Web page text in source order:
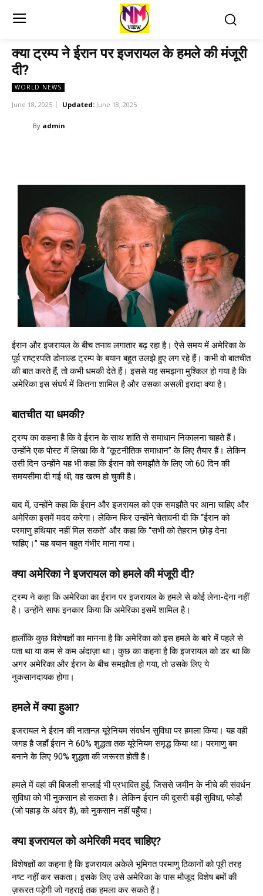
क्या ट्रम्प ने ईरान पर इजरायल के हमले की मंजूरी
दी?
WORLD NEWS
June 18, 2025 Updated: June 18, 2025
By admin
ईरान और इजरायल के बीच तनाव लगातार बढ़ रहा है। ऐसे समय में अमेरिका के
पूर्व राष्ट्रपति डोनाल्ड ट्रम्प के बयान बहुत उलझे हुए लग रहे हैं। कभी वो बातचीत
की बात करते हैं, तो कभी धमकी देते हैं। इससे यह समझना मुश्किल हो गया है कि
अमेरिका इस संघर्ष में कितना शामिल है और उसका असली इरादा क्या है।
बातचीत या धमकी?
ट्रम्प का कहना है कि वे ईरान के साथ शांति से समाधान निकालना चाहते हैं।
उन्होंने एक पोस्ट में लिखा कि वे “कूटनीतिक समाधान” के लिए तैयार हैं। लेकिन
उसी दिन उन्होंने यह भी कहा कि ईरान को समझौते के लिए जो 60 दिन की
समयसीमा दी गई थी, वह खत्म हो चुकी है।
बाद में, उन्होंने कहा कि ईरान और इजरायल को एक समझौते पर आना चाहिए और
अमेरिका इसमें मदद करेगा। लेकिन फिर उन्होंने चेतावनी दी कि “ईरान को
परमाणु हथियार नहीं मिल सकते” और कहा कि “सभी को तेहरान छोड़ देना
चाहिए।” यह बयान बहुत गंभीर माना गया।
क्या अमेरिका ने इजरायल को हमले की मंजूरी दी?
ट्रम्प ने कहा कि अमेरिका का ईरान पर इजरायल के हमले से कोई लेना-देना नहीं
है। उन्होंने साफ इनकार किया कि अमेरिका इसमें शामिल है।
हालाँकि कुछ विशेषज्ञों का मानना है कि अमेरिका को इस हमले के बारे में पहले से
पता था या कम से कम अंदाज़ा था। कुछ का कहना है कि इजरायल को डर था कि
अगर अमेरिका और ईरान के बीच समझौता हो गया, तो उसके लिए ये
नुकसानदायक होगा।
हमले में क्या हुआ?
इजरायल ने ईरान की नातान्ज़ यूरेनियम संवर्धन सुविधा पर हमला किया। यह वही
जगह है जहाँ ईरान ने 60% शुद्धता तक यूरेनियम समृद्ध किया था। परमाणु बम
बनाने के लिए 90% शुद्धता की जरूरत होती है।
हमले में वहां की बिजली सप्लाई भी प्रभावित हुई, जिससे जमीन के नीचे की संवर्धन
सुविधा को भी नुकसान हो सकता है। लेकिन ईरान की दूसरी बड़ी सुविधा, फोर्डो
(जो पहाड़ के अंदर है), को नुकसान नहीं पहुँचा।
क्या इजरायल को अमेरिकी मदद चाहिए?
विशेषज्ञों का कहना है कि इजरायल अकेले भूमिगत परमाणु ठिकानों को पूरी तरह
नष्ट नहीं कर सकता। इसके लिए उसे अमेरिका के पास मौजूद विशेष बमों की
ज़रूरत पड़ेगी जो गहराई तक हमला कर सकते हैं।